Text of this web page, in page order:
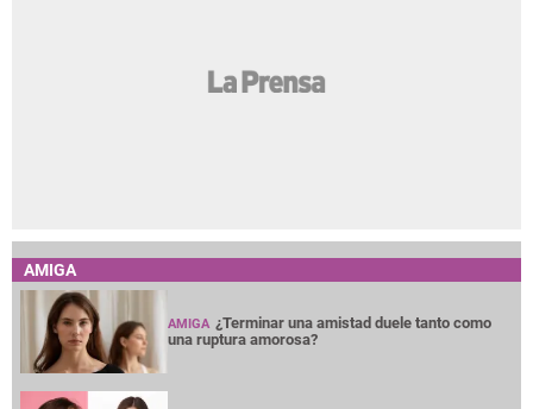
AMIGA
AMIGA ¿Terminar una amistad duele tanto como
una ruptura amorosa?